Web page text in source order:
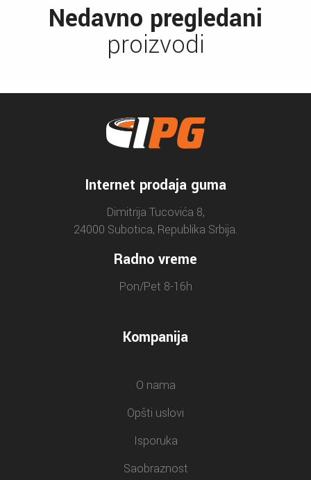
Nedavno pregledani
proizvodi
Internet prodaja guma
Dimitrija Tucovića 8,
24000 Subotica, Republika Srbija.
Radno vreme
Pon/Pet 8-16h
Kompanija
O nama
Opšti uslovi
Isporuka
Saobraznost